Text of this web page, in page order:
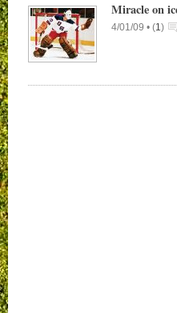
Miracle on
4/01/09 • (1)